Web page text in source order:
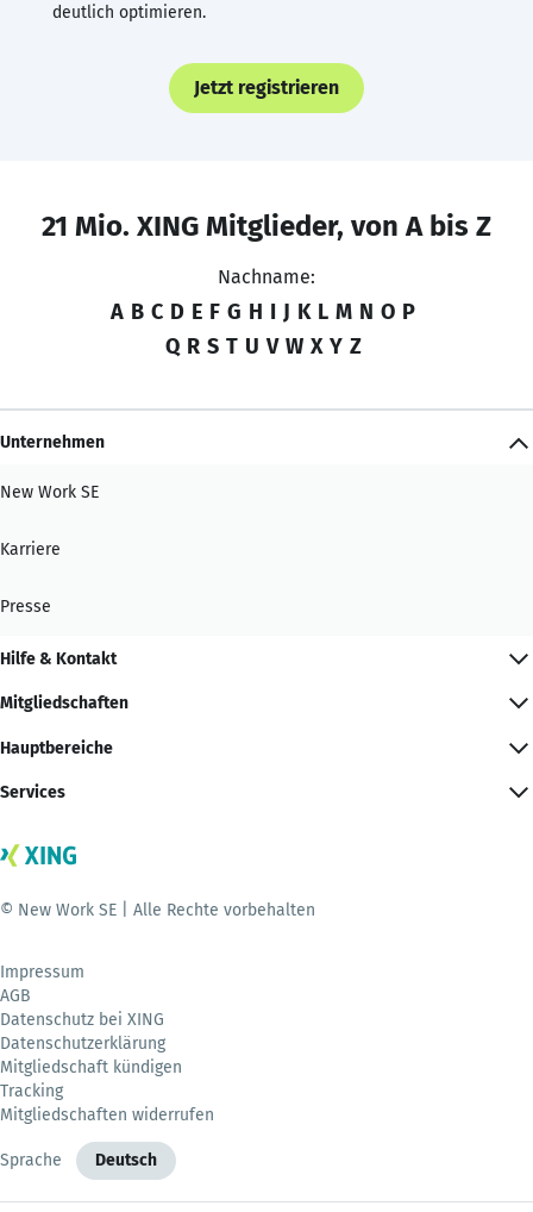
deutlich optimieren.
Jetzt registrieren
21 Mio. XING Mitglieder, von A bis Z
Nachname:
A B C D E F G H I J K L M N O P
Q R S T U V W X Y Z
Unternehmen
New Work SE
Karriere
Presse
Hilfe & Kontakt
Mitgliedschaften
Hauptbereiche
Services
© New Work SE | Alle Rechte vorbehalten
Impressum
AGB
Datenschutz bei XING
Datenschutzerklärung
Mitgliedschaft kündigen
Tracking
Mitgliedschaften widerrufen
Sprache Deutsch